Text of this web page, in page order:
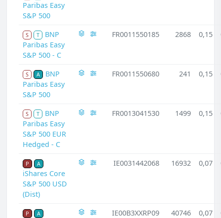
Paribas Easy
S&P 500
S T
BNP
Paribas Easy
S&P 500 - C
FR0011550185 2868 0,15
S A
BNP
Paribas Easy
S&P 500
FR0011550680 241 0,15
S T
BNP
Paribas Easy
S&P 500 EUR
Hedged - C
FR0013041530 1499 0,15
P A
iShares Core
S&P 500 USD
(Dist)
IE0031442068 16932 0,07
P A IE00B3XXRP09 40746 0,07